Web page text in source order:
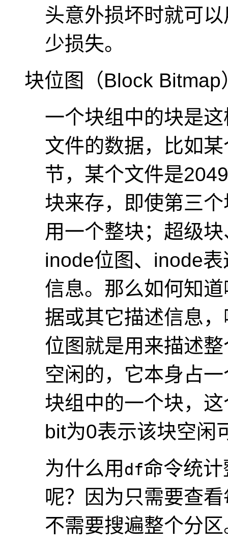
头意外损坏时就可
少损失。
块位图（Block Bitmap
一个块组中的块是
文件的数据，比如
节，某个文件是
块来存，即使第三
用一个整块；超级
inode位图、inode
信息。那么如何知
据或其它描述信息
位图就是用来描述
空闲的，它本身占
块组中的一个块，
bit为0表示该块空闲
为什么用 df命令统
呢？因为只需要查
不需要搜遍整个分